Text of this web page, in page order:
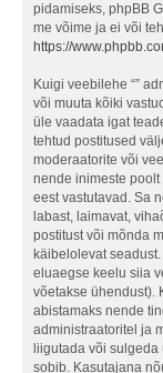
pidamiseks, phpBB
me võime ja ei või
https://
Kuigi veebilehe “”
või muuta kõiki
üle vaadata igat
tehtud postitused
moderaatorite või
nende inimeste
eest vastutavad. Sa
labast, laimavat,
postitust või mõnda
käibelolevat
eluaegse keelu siia
võetakse ühendust).
abistamaks nende
administraatoritel ja
liigutada või
sobib. Kasutajana